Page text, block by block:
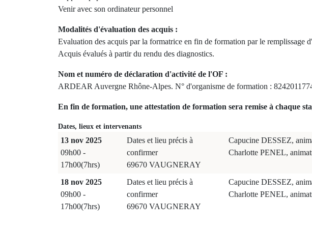
Venir avec son ordinateur personnel
Modalités d'évaluation des acquis :
Evaluation des acquis par la formatrice en fin de formation par le remplissage
Acquis évalués à partir du rendu des diagnostics.
Nom et numéro de déclaration d'activité de l'OF :
ARDEAR Auvergne Rhône-Alpes. N° d'organisme de formation :
En fin de formation, une attestation de formation sera remise à chaque
Dates, lieux et intervenants
13 nov 2025
09h00 -
17h00(7hrs)
Dates et lieu précis à
confirmer
69670 VAUGNERAY
Capucine DESSEZ,
Charlotte PENEL,
18 nov 2025
09h00 -
17h00(7hrs)
Dates et lieu précis à
confirmer
69670 VAUGNERAY
Capucine DESSEZ,
Charlotte PENEL,